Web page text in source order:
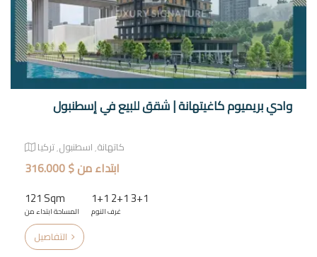
وادي بريميوم كاغيتهانة | شقق للبيع في إسطنبول
كاتهانة٬ اسطنبول٬ تركيا
ابتداء من $ 316.000
121 Sqm
المساحة ابتداء من
1+1 2+1 3+1
غرف النوم